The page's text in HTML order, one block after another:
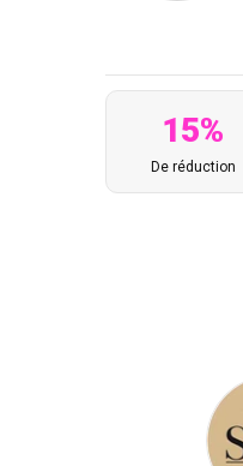
15%
De réduction